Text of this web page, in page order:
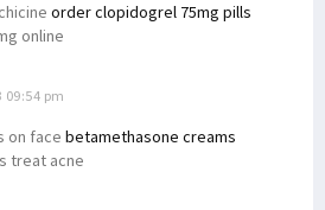
order clopidogrel 75mg pills
online
09:54 pm
on face betamethasone creams
treat acne